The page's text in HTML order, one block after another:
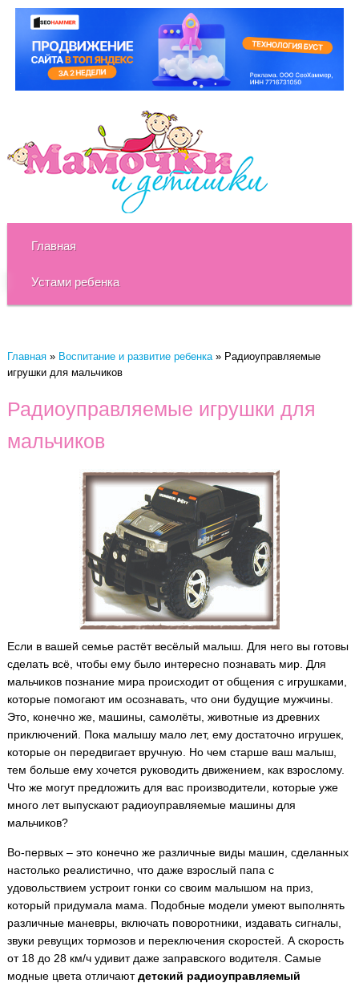
Главная
Устами ребенка
Главная» Воспитание и развитие ребенка» Радиоуправляемые
игрушки для мальчиков
Радиоуправляемые игрушки для
мальчиков
Если в вашей семье растёт весёлый малыш. Для него вы готовы
сделать всё, чтобы ему было интересно познавать мир. Для
мальчиков познание мира происходит от общения с игрушками,
которые помогают им осознавать, что они будущие мужчины.
Это, конечно же, машины, самолёты, животные из древних
приключений. Пока малышу мало лет, ему достаточно игрушек,
которые он передвигает вручную.
Но чем старше ваш малыш,
тем больше ему хочется руководить движением, как взрослому.
Что же могут предложить для вас производители, которые уже
много лет выпускают радиоуправляемые машины для
мальчиков?
Во-первых – это конечно же различные виды машин, сделанных
настолько реалистично, что даже взрослый папа с
удовольствием устроит гонки со своим малышом на приз,
который придумала мама. Подобные модели умеют выполнять
различные маневры, включать поворотники, издавать сигналы,
звуки ревущих тормозов и переключения скоростей. А скорость
от 18 до 28 км/ч удивит даже заправского водителя. Самые
модные цвета отличаютдетский радиоуправляемый